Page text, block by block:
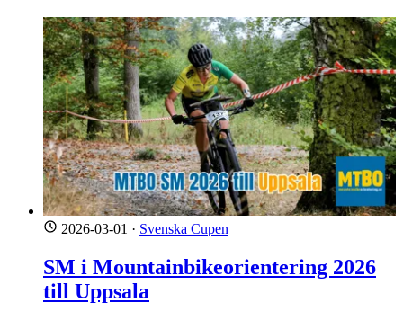
2026-03-01 · Svenska Cupen
SM i Mountainbikeorientering 2026
till Uppsala